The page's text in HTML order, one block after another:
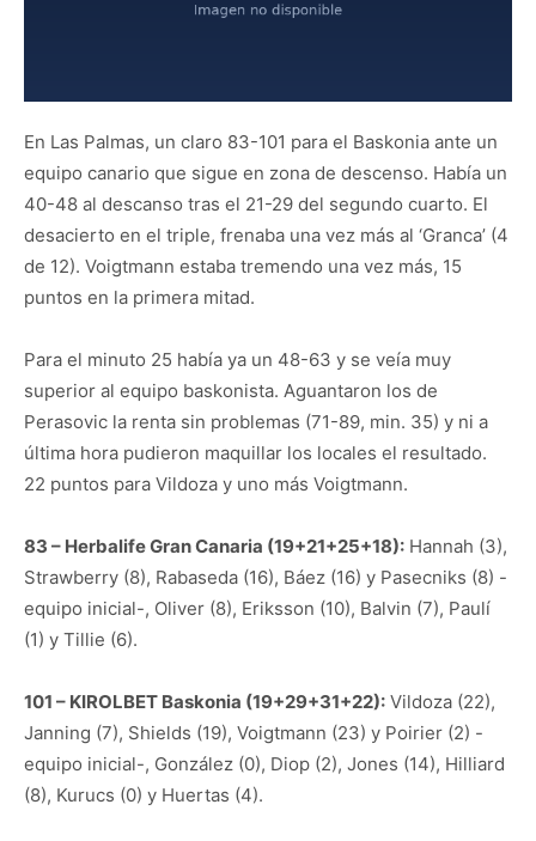
En Las Palmas, un claro 83-101 para el Baskonia ante un
equipo canario que sigue en zona de descenso. Había un
40-48 al descanso tras el 21-29 del segundo cuarto. El
desacierto en el triple, frenaba una vez más al ‘Granca’ (4
de 12). Voigtmann estaba tremendo una vez más, 15
puntos en la primera mitad.
Para el minuto 25 había ya un 48-63 y se veía muy
superior al equipo baskonista. Aguantaron los de
Perasovic la renta sin problemas (71-89, min. 35) y ni a
última hora pudieron maquillar los locales el resultado.
22 puntos para Vildoza y uno más Voigtmann.
83 – Herbalife Gran Canaria (19+21+25+18): Hannah (3),
Strawberry (8), Rabaseda (16), Báez (16) y Pasecniks (8) -
equipo inicial-, Oliver (8), Eriksson (10), Balvin (7), Paulí
(1) y Tillie (6).
101 – KIROLBET Baskonia (19+29+31+22): Vildoza (22),
Janning (7), Shields (19), Voigtmann (23) y Poirier (2) -
equipo inicial-, González (0), Diop (2), Jones (14), Hilliard
(8), Kurucs (0) y Huertas (4).